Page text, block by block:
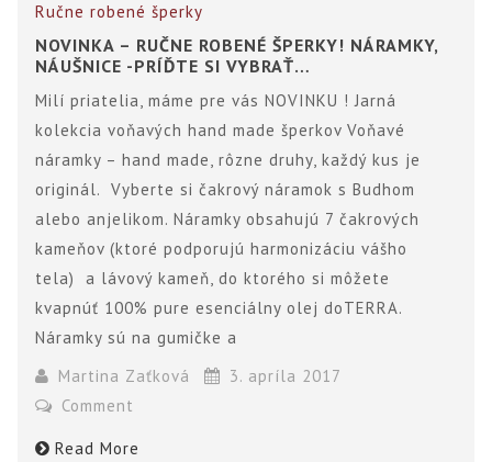
Ručne robené šperky
NOVINKA – RUČNE ROBENÉ ŠPERKY! NÁRAMKY,
NÁUŠNICE -PRÍĎTE SI VYBRAŤ…
Milí priatelia, máme pre vás NOVINKU ! Jarná
kolekcia voňavých hand made šperkov Voňavé
náramky – hand made, rôzne druhy, každý kus je
originál. Vyberte si čakrový náramok s Budhom
alebo anjelikom. Náramky obsahujú 7 čakrových
kameňov (ktoré podporujú harmonizáciu vášho
tela) a lávový kameň, do ktorého si môžete
kvapnúť 100% pure esenciálny olej doTERRA.
Náramky sú na gumičke a
Martina Zaťková
3. apríla 2017
Comment
Read More